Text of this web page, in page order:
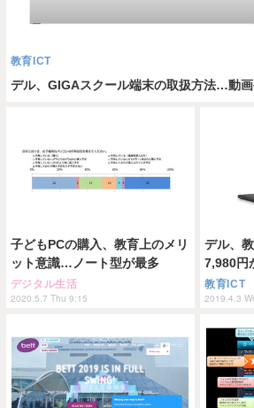
デル、GIGAスクール端末の取扱方法…動画
教育ICT
子どもPCの購入、教育上のメリ
ット意識…ノート型が最多
デジタル生活
2020.5.7 Thu 9:15
デル、
7,980円
教育ICT
2019.4.3